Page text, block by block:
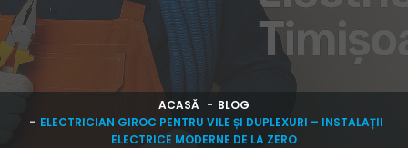
ACASĂ
BLOG
ELECTRICIAN GIROC PENTRU VILE ȘI DUPLEXURI – INSTALAȚII
ELECTRICE MODERNE DE LA ZERO